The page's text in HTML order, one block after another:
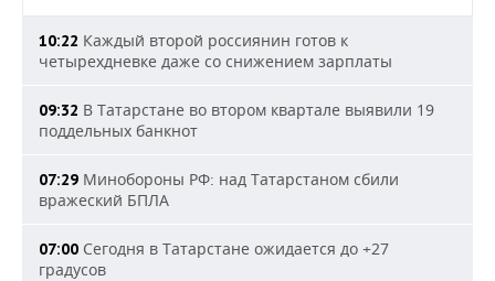
10:22 Каждый второй россиянин готов к
четырехдневке даже со снижением зарплаты
09:32 В Татарстане во втором квартале выявили 19
поддельных банкнот
07:29 Минобороны РФ: над Татарстаном сбили
вражеский БПЛА
07:00 Сегодня в Татарстане ожидается до +27
градусов